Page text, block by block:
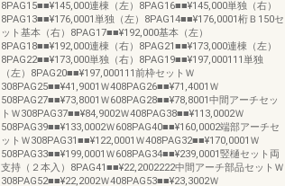
8PAG15■■¥145,000連棟（左）8PAG16■■¥145,000単独（右）
8PAG13■■¥176,0001単独（左）8PAG14■■¥176,0001桁Ｂ150セ
ット基本（右）8PAG17■■¥192,000基本（左）
8PAG18■■¥192,000連棟（右）8PAG21■■¥173,000連棟（左）
8PAG22■■¥173,000単独（右）8PAG19■■¥197,000111単独
（左）8PAG20■■¥197,000111前枠セットＷ
308PAG25■■¥41,9001Ｗ408PAG26■■¥71,4001Ｗ
508PAG27■■¥73,8001Ｗ608PAG28■■¥78,8001中間アーチセッ
トＷ308PAG37■■¥84,9002Ｗ408PAG38■■¥113,0002Ｗ
508PAG39■■¥133,0002Ｗ608PAG40■■¥160,0002端部アーチセ
ットＷ308PAG31■■¥122,0001Ｗ408PAG32■■¥170,0001Ｗ
508PAG33■■¥199,0001Ｗ608PAG34■■¥239,0001竪樋セット両
支持（２本入）8PAG41■■¥22,2002222中間アーチ部品セットＷ
308PAG52■■¥22,2002Ｗ408PAG53■■¥23,3002Ｗ